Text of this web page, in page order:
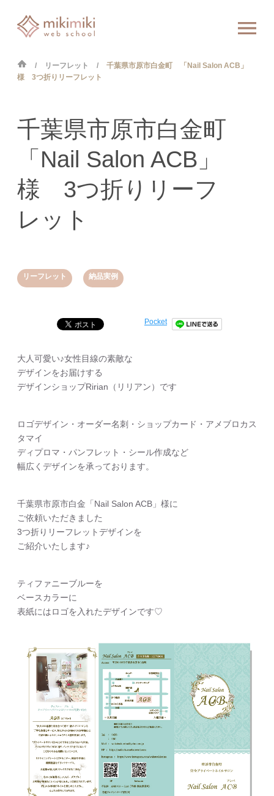
リーフレット
千葉県市原市白金町 「Nail Salon ACB」
様 3つ折りリーフレット
リーフレット 納品実例
千葉県市原市白金町
「Nail Salon ACB」
様 3つ折りリーフ
レット
Pocket
大人可愛い♪女性目線の素敵な
デザインをお届けする
デザインショップRirian（リリアン）です
ロゴデザイン・オーダー名刺・ショップカード・アメブロカス
タマイ
ディプロマ・パンフレット・シール作成など
幅広くデザインを承っております。
千葉県市原市白金「Nail Salon ACB」様に
ご依頼いただきました
3つ折りリーフレットデザインを
ご紹介いたします♪
ティファニーブルーを
ベースカラーに
表紙にはロゴを入れたデザインです♡